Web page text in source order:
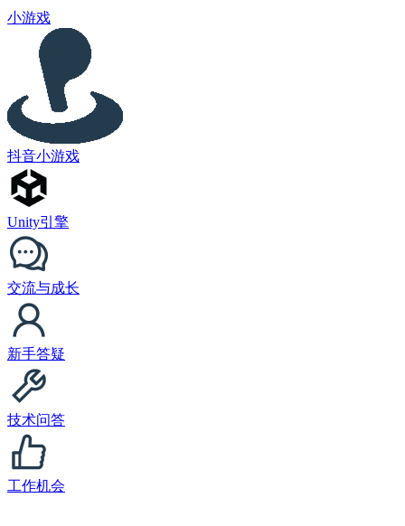
小游戏
抖音小游戏
Unity引擎
交流与成长
新手答疑
技术问答
工作机会